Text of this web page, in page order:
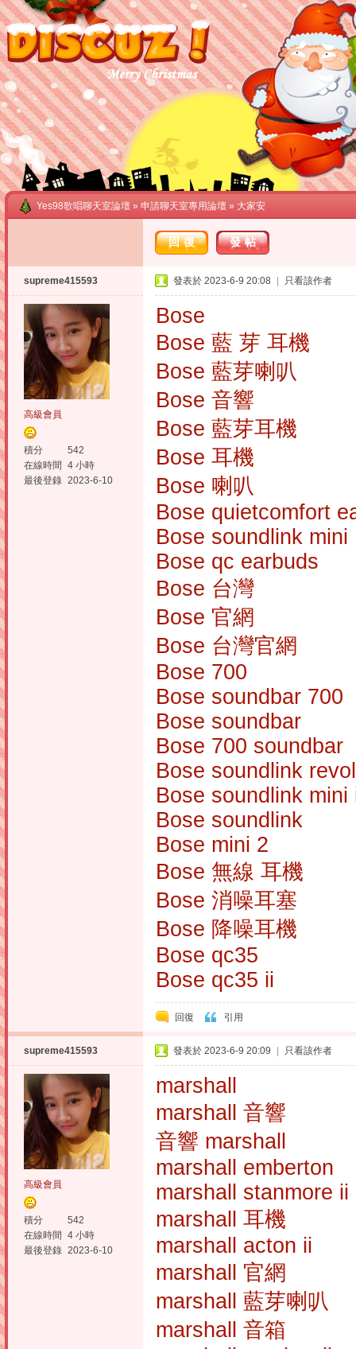
Yes98歌唱聊天室論壇 » 申請聊天室專用論壇 » 大家安
回復 發帖
supreme415593
高級會員
積分
542
在線時間
4 小時
最後登錄 2023-6-10
發表於 2023-6-9 20:08 只看該作者
Bose
Bose 藍 芽 耳機
Bose 藍芽喇叭
Bose 音響
Bose 藍芽耳機
Bose 耳機
Bose 喇叭
Bose quietcomfort
Bose soundlink mini
Bose qc earbuds
Bose 台灣
Bose 官網
Bose 台灣官網
Bose 700
Bose soundbar 700
Bose soundbar
Bose 700 soundbar
Bose soundlink
Bose soundlink mini
Bose soundlink
Bose mini 2
Bose 無線 耳機
Bose 消噪耳塞
Bose 降噪耳機
Bose qc35
Bose qc35 ii
回復 引用
supreme415593
高級會員
積分
542
在線時間
4 小時
最後登錄 2023-6-10
發表於 2023-6-9 20:09 只看該作者
marshall
marshall 音響
音響 marshall
marshall emberton
marshall stanmore ii
marshall 耳機
marshall acton ii
marshall 官網
marshall 藍芽喇叭
marshall 音箱